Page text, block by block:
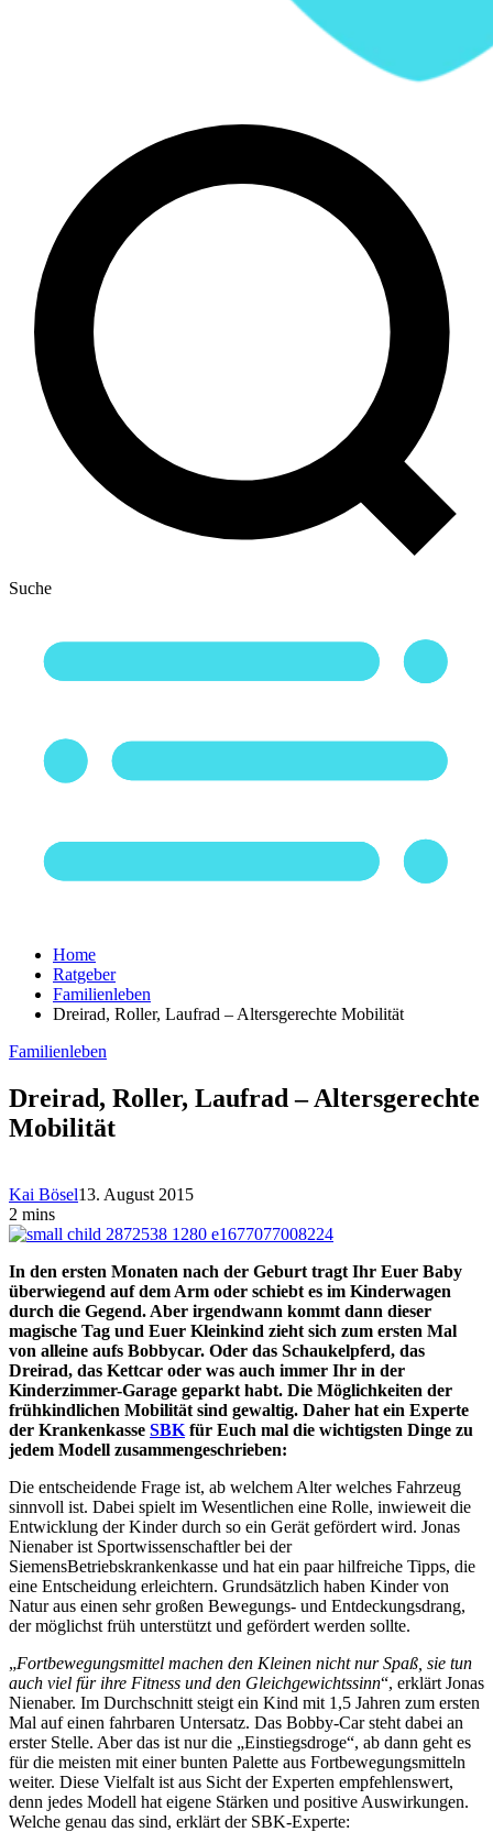
Suche
Home
Ratgeber
Familienleben
Dreirad, Roller, Laufrad – Altersgerechte Mobilität
Familienleben
Dreirad, Roller, Laufrad – Altersgerechte
Mobilität
Kai Bösel13. August 2015
2 mins
In den ersten Monaten nach der Geburt tragt Ihr Euer Baby
überwiegend auf dem Arm oder schiebt es im Kinderwagen
durch die Gegend. Aber irgendwann kommt dann dieser
magische Tag und Euer Kleinkind zieht sich zum ersten Mal
von alleine aufs Bobbycar. Oder das Schaukelpferd, das
Dreirad, das Kettcar oder was auch immer Ihr in der
Kinderzimmer-Garage geparkt habt. Die Möglichkeiten der
frühkindlichen Mobilität sind gewaltig. Daher hat ein Experte
der Krankenkasse SBK für Euch mal die wichtigsten Dinge zu
jedem Modell zusammengeschrieben:
Die entscheidende Frage ist, ab welchem Alter welches Fahrzeug
sinnvoll ist. Dabei spielt im Wesentlichen eine Rolle, inwieweit die
Entwicklung der Kinder durch so ein Gerät gefördert wird. Jonas
Nienaber ist Sportwissenschaftler bei der
SiemensBetriebskrankenkasse und hat ein paar hilfreiche Tipps, die
eine Entscheidung erleichtern. Grundsätzlich haben Kinder von
Natur aus einen sehr großen Bewegungs- und Entdeckungsdrang,
der möglichst früh unterstützt und gefördert werden sollte.
„Fortbewegungsmittel machen den Kleinen nicht nur Spaß, sie tun
auch viel für ihre Fitness und den Gleichgewichtssinn“, erklärt Jonas
Nienaber. Im Durchschnitt steigt ein Kind mit 1,5 Jahren zum ersten
Mal auf einen fahrbaren Untersatz. Das Bobby-Car steht dabei an
erster Stelle. Aber das ist nur die „Einstiegsdroge“, ab dann geht es
für die meisten mit einer bunten Palette aus Fortbewegungsmitteln
weiter. Diese Vielfalt ist aus Sicht der Experten empfehlenswert,
denn jedes Modell hat eigene Stärken und positive Auswirkungen.
Welche genau das sind, erklärt der SBK-Experte: